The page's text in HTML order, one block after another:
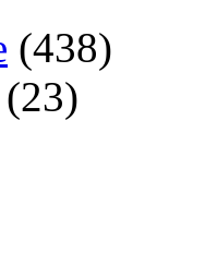
(438)
(23)